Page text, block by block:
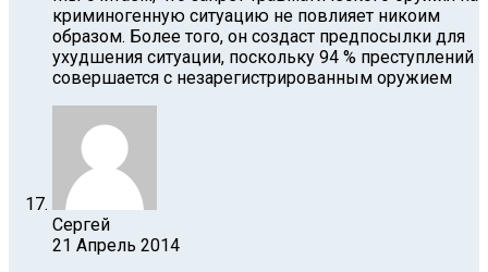
криминогенную ситуацию не повлияет никоим
образом. Более того, он создаст предпосылки для
ухудшения ситуации, поскольку 94 % преступлений
совершается с незарегистрированным оружием
Сергей
21 Апрель 2014